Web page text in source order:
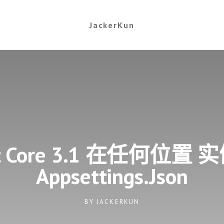
JackerKun
3.1 在任何位置
Appsettings.json
BY JACKERKUN